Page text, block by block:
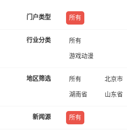
门户类型 所有
行业分类 所有
游戏动漫
地区筛选 所有 北京市
湖南省 山东省
新闻源 所有